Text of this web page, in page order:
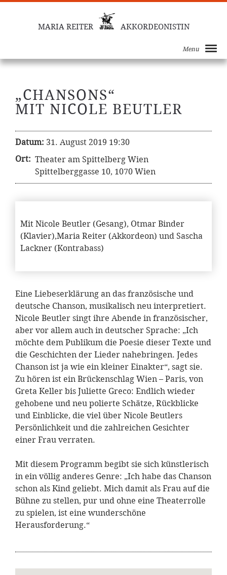
MARIA REITER AKKORDEONISTIN
Menu
„CHANSONS“
MIT NICOLE BEUTLER
Datum: 31. August 2019 19:30
Ort: Theater am Spittelberg Wien
Spittelberggasse 10, 1070 Wien
Mit Nicole Beutler (Gesang), Otmar Binder
(Klavier),Maria Reiter (Akkordeon) und Sascha
Lackner (Kontrabass)
Eine Liebeserklärung an das französische und
deutsche Chanson, musikalisch neu interpretiert.
Nicole Beutler singt ihre Abende in französischer,
aber vor allem auch in deutscher Sprache: „Ich
möchte dem Publikum die Poesie dieser Texte und
die Geschichten der Lieder nahebringen. Jedes
Chanson ist ja wie ein kleiner Einakter“, sagt sie.
Zu hören ist ein Brückenschlag Wien – Paris, von
Greta Keller bis Juliette Greco: Endlich wieder
gehobene und neu polierte Schätze, Rückblicke
und Einblicke, die viel über Nicole Beutlers
Persönlichkeit und die zahlreichen Gesichter
einer Frau verraten.
Mit diesem Programm begibt sie sich künstlerisch
in ein völlig anderes Genre: „Ich habe das Chanson
schon als Kind geliebt. Mich damit als Frau auf die
Bühne zu stellen, pur und ohne eine Theaterrolle
zu spielen, ist eine wunderschöne
Herausforderung.“